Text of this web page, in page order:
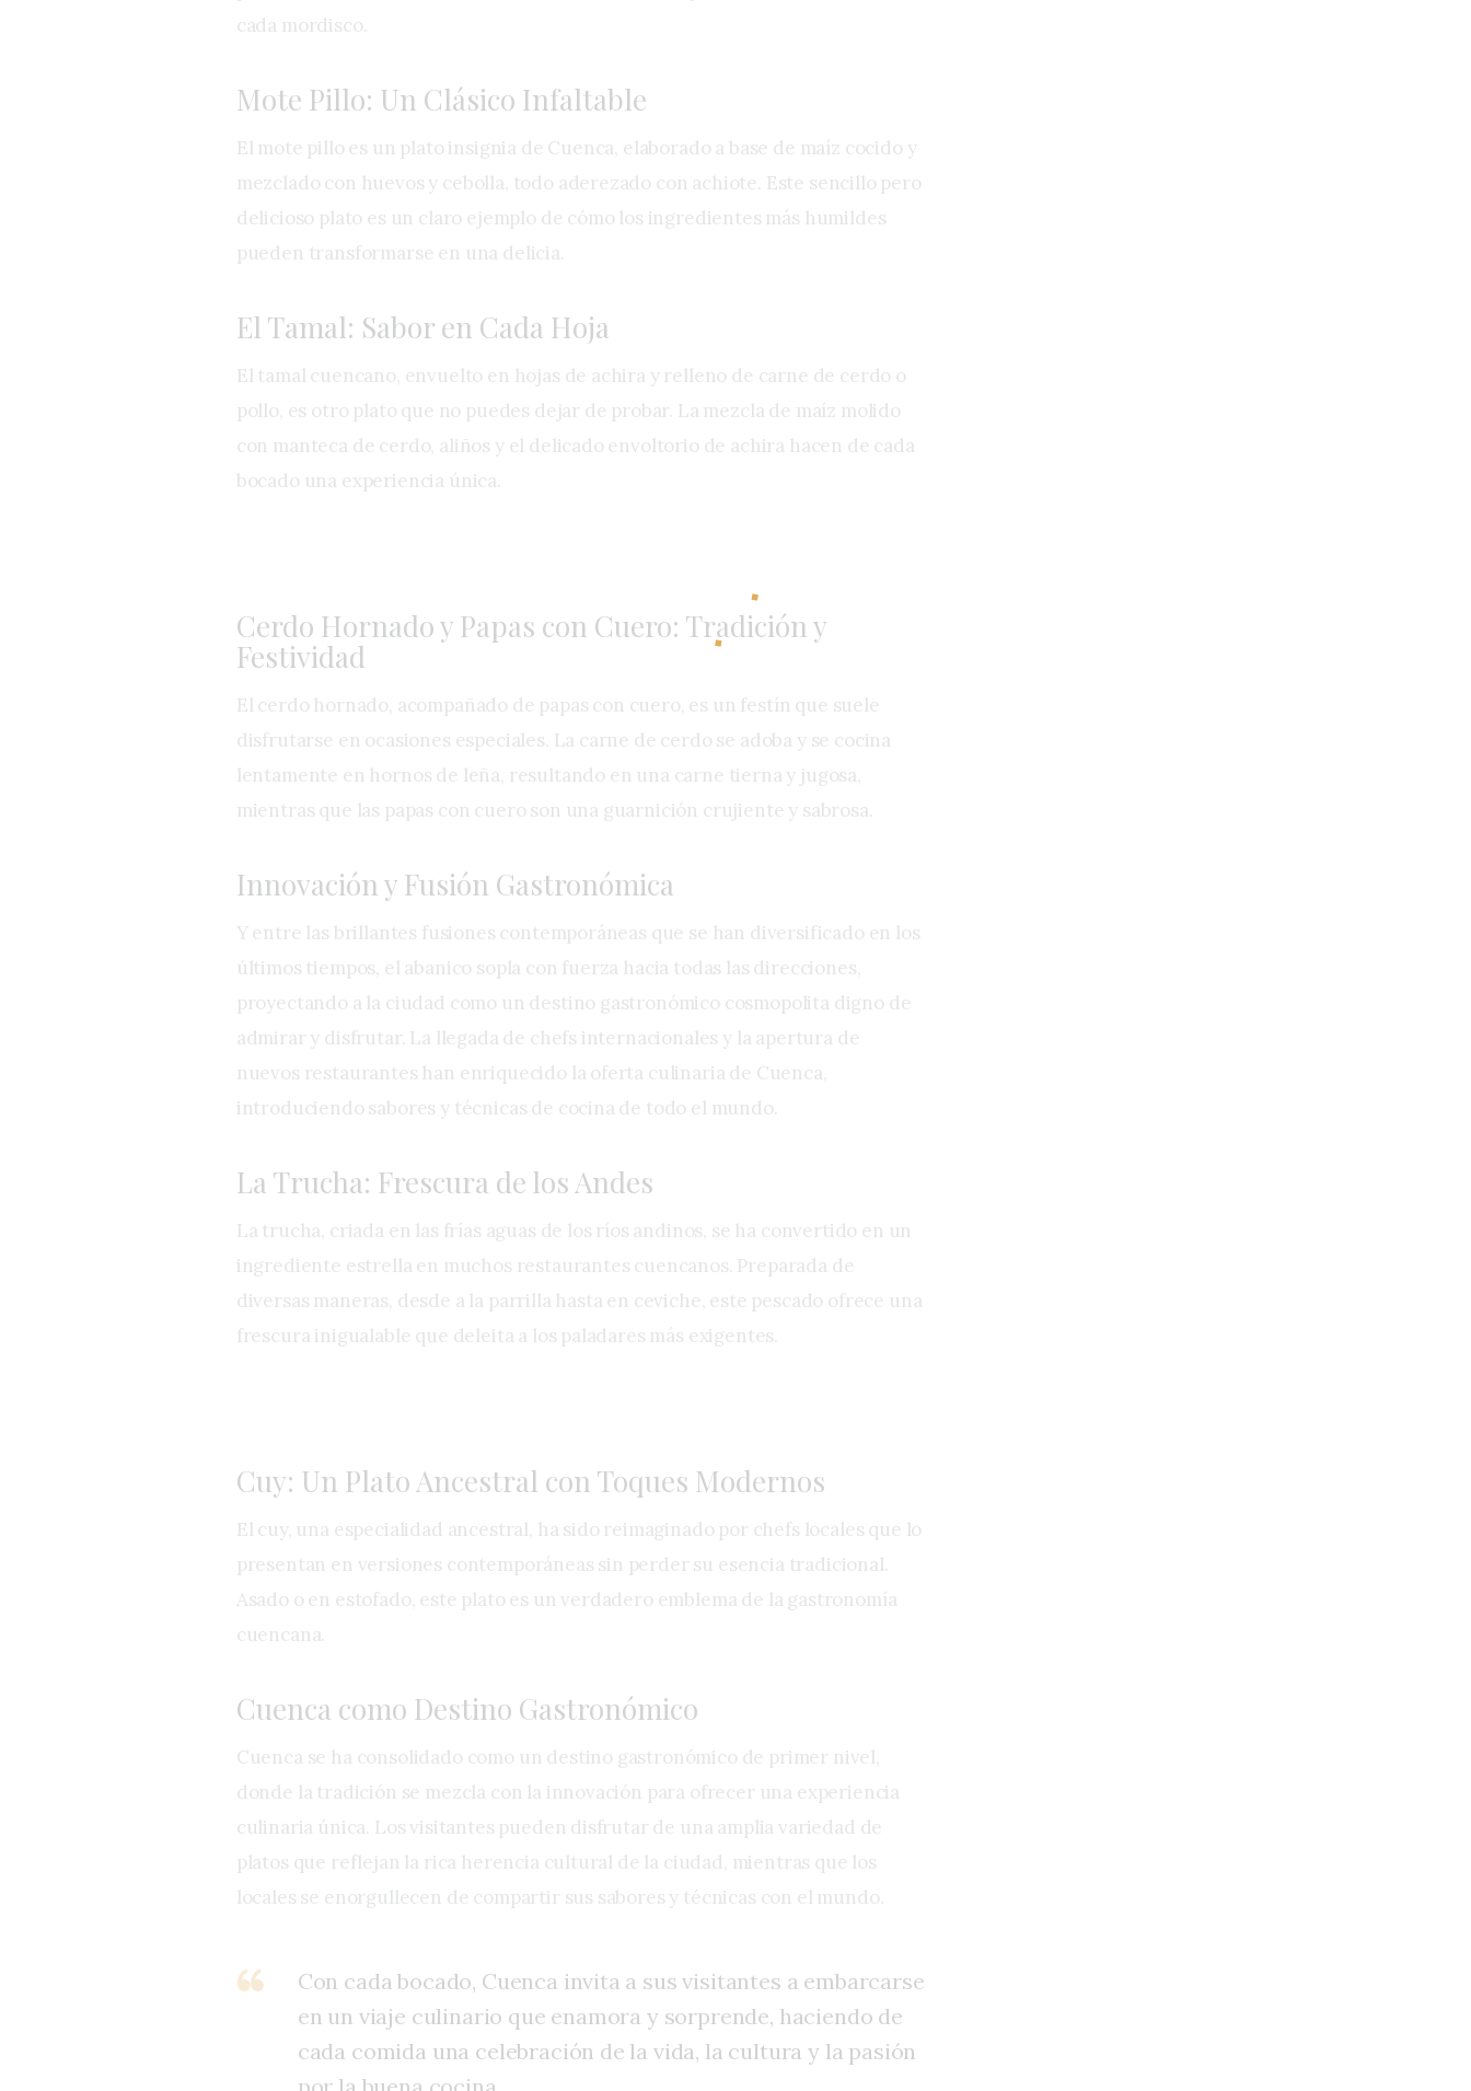
cada mordisco.
Mote Pillo: Un Clásico Infaltable
El mote pillo es un plato insignia de Cuenca, elaborado a base de maíz cocido y
mezclado con huevos y cebolla, todo aderezado con achiote. Este sencillo pero
delicioso plato es un claro ejemplo de cómo los ingredientes más humildes
pueden transformarse en una delicia.
El Tamal: Sabor en Cada Hoja
El tamal cuencano, envuelto en hojas de achira y relleno de carne de cerdo o
pollo, es otro plato que no puedes dejar de probar. La mezcla de maíz molido
con manteca de cerdo, aliños y el delicado envoltorio de achira hacen de cada
bocado una experiencia única.
Cerdo Hornado y Papas con Cuero: Tradición y
Festividad
El cerdo hornado, acompañado de papas con cuero, es un festín que suele
disfrutarse en ocasiones especiales. La carne de cerdo se adoba y se cocina
lentamente en hornos de leña, resultando en una carne tierna y jugosa,
mientras que las papas con cuero son una guarnición crujiente y sabrosa.
Innovación y Fusión Gastronómica
Y entre las brillantes fusiones contemporáneas que se han diversificado en los
últimos tiempos, el abanico sopla con fuerza hacia todas las direcciones,
proyectando a la ciudad como un destino gastronómico cosmopolita digno de
admirar y disfrutar. La llegada de chefs internacionales y la apertura de
nuevos restaurantes han enriquecido la oferta culinaria de Cuenca,
introduciendo sabores y técnicas de cocina de todo el mundo.
La Trucha: Frescura de los Andes
La trucha, criada en las frías aguas de los ríos andinos, se ha convertido en un
ingrediente estrella en muchos restaurantes cuencanos. Preparada de
diversas maneras, desde a la parrilla hasta en ceviche, este pescado ofrece una
frescura inigualable que deleita a los paladares más exigentes.
Cuy: Un Plato Ancestral con Toques Modernos
El cuy, una especialidad ancestral, ha sido reimaginado por chefs locales que lo
presentan en versiones contemporáneas sin perder su esencia tradicional.
Asado o en estofado, este plato es un verdadero emblema de la gastronomía
cuencana.
Cuenca como Destino Gastronómico
Cuenca se ha consolidado como un destino gastronómico de primer nivel,
donde la tradición se mezcla con la innovación para ofrecer una experiencia
culinaria única. Los visitantes pueden disfrutar de una amplia variedad de
platos que reflejan la rica herencia cultural de la ciudad, mientras que los
locales se enorgullecen de compartir sus sabores y técnicas con el mundo.
Con cada bocado, Cuenca invita a sus visitantes a embarcarse
en un viaje culinario que enamora y sorprende, haciendo de
cada comida una celebración de la vida, la cultura y la pasión